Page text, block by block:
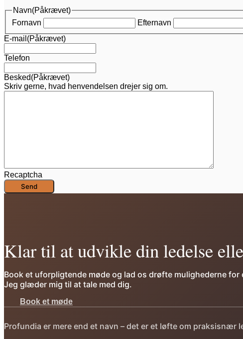
Navn(Påkrævet)
Fornavn
Efternavn
E-mail (Påkrævet)
Telefon
Besked(Påkrævet)
Skriv gerne, hvad henvendelsen drejer sig om.
Recaptcha
Klar til at udvikle din ledelse
Book et uforpligtende møde og lad os drøfte mulighederne for
Jeg glæder mig til at tale med dig.
Book et møde
Profundia er mere end et navn – det er et løfte om